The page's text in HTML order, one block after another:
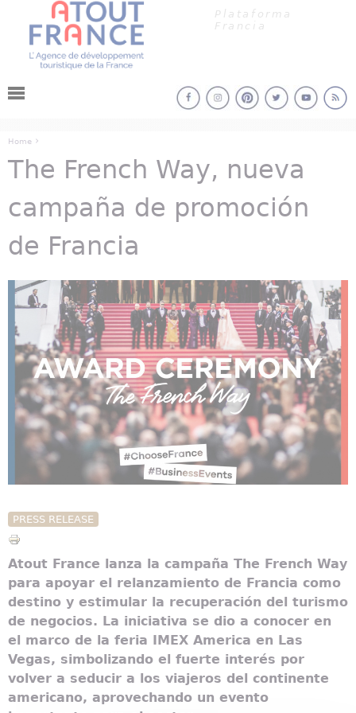
Jump to navigationPlataforma
Francia
You are here
Home ›
The French Way, nueva
campaña de promoción
de Francia
PRESS RELEASE
Atout France lanza la campaña The French Way
para apoyar el relanzamiento de Francia como
destino y estimular la recuperación del turismo
de negocios. La iniciativa se dio a conocer en
el marco de la feria IMEX America en Las
Vegas, simbolizando el fuerte interés por
volver a seducir a los viajeros del continente
americano, aprovechando un evento
Panel de gestión de cookies